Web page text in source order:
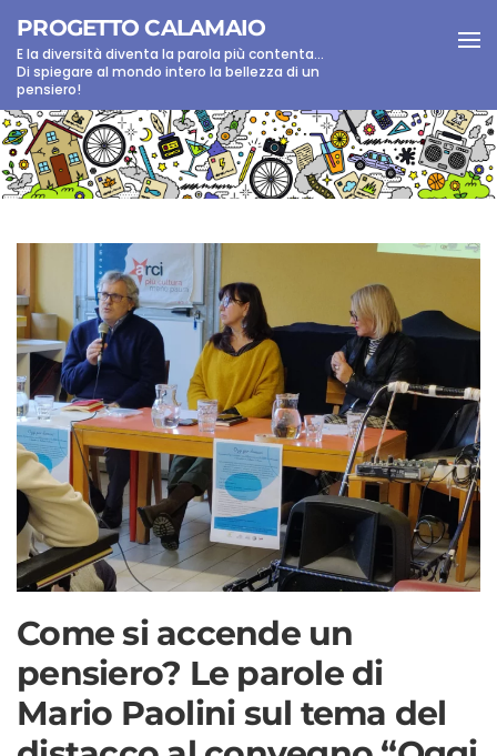
Skip to main content
PROGETTO CALAMAIO
E la diversità diventa la parola più contenta...
Di spiegare al mondo intero la bellezza di un
pensiero!
Come si accende un
pensiero? Le parole di
Mario Paolini sul tema del